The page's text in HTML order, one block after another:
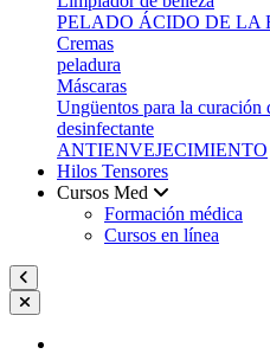
PELADO ÁCIDO DE LA
Cremas
peladura
Máscaras
Ungüentos para la curación
desinfectante
ANTIENVEJECIMIENTO
Hilos Tensores
Cursos Med
Formación médica
Cursos en línea